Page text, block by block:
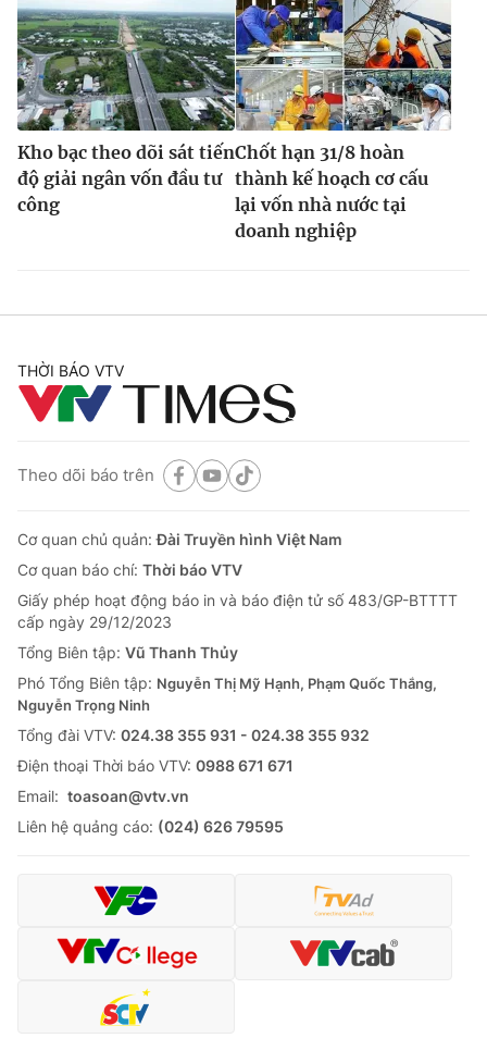
Kho bạc theo dõi sát tiến
độ giải ngân vốn đầu tư
công
Chốt hạn 31/8 hoàn
thành kế hoạch cơ cấu
lại vốn nhà nước tại
doanh nghiệp
THỜI BÁO VTV
Theo dõi báo trên
Cơ quan chủ quản:Đài Truyền hình Việt Nam
Cơ quan báo chí: Thời báo VTV
Giấy phép hoạt động báo in và báo điện tử số 483/GP-BTTTT
cấp ngày 29/12/2023
Tổng Biên tập: Vũ Thanh Thủy
Phó Tổng Biên tập: Nguyễn Thị Mỹ Hạnh, Phạm Quốc Thắng,
Nguyễn Trọng Ninh
Tổng đài VTV: 024.38 355 931 - 024.38 355 932
Ðiện thoại Thời báo VTV: 0988 671 671
Email: toasoan@vtv.vn
Liên hệ quảng cáo: (024) 626 79595